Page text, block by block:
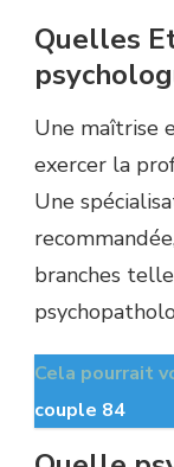
Quelles
Une maîtrise
exercer la
Une
branches
Cela pourrait
couple 84